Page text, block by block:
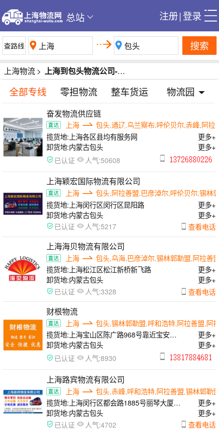
总站 注册|登录
搜索
上海物流> 上海到包头物流公司-上海到包头货运公司-上海到包头专线运输公司
全部专线 零担物流 整车货运 物流园
奋发物流供应链
上海
包头,通辽,乌兰察布,呼伦贝尔,赤峰,阿拉
揽货地: 上海各区县均有服务网
更多+
卸货地:内蒙古包头 更多+
已认证 人气:50608
上海颖宏国际物流有限公司
上海
包头,阿拉善盟,巴彦淖尔,呼伦贝尔,锡林
揽货地: 上海闵行区闵行区昆阳路
更多+
卸货地:内蒙古包头 更多+
已认证 人气:5217 查看电话
上海海贝物流有限公司
上海
包头,乌海,巴彦淖尔,锡林郭勒盟,阿拉善
揽货地: 上海松江区松江新桥新飞路
更多+
卸货地:内蒙古包头 更多+
已认证 人气:3328 查看电话
财根物流
上海
包头,锡林郭勒盟,呼和浩特,阿拉善盟,阿
揽货地: 上海宝山区陈广路968号靠近宝安公
路
更多+
卸货地:内蒙古包头 更多+
已认证 人气:8930
上海路宾物流有限公司
上海
包头,赤峰,呼和浩特,阿拉善盟,锡林郭勒
揽货地: 上海闵行区都会路1885号丽琴大厦
508
更多+
卸货地:内蒙古包头 更多+
已认证 人气:4702 查看电话